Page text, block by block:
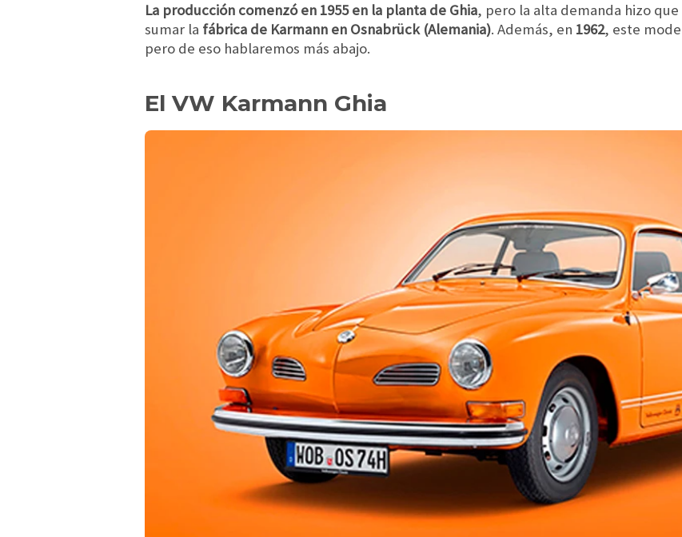
La producción comenzó en 1955 en la planta de Ghia, pero la alta demanda hizo
sumar la fábrica de Karmann en Osnabrück (Alemania). Además, en 1962, este
pero de eso hablaremos más abajo.
El VW Karmann Ghia